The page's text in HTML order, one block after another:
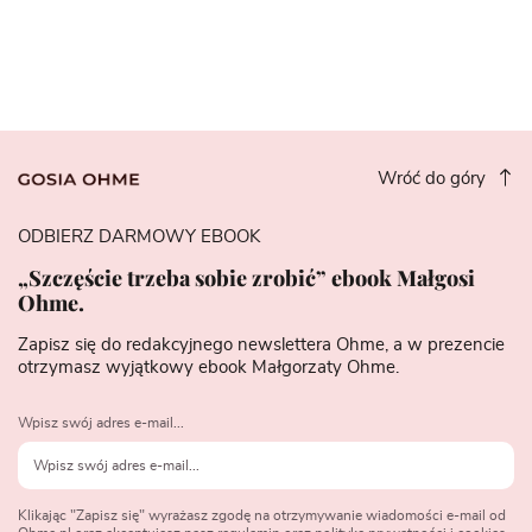
Wróć do góry
ODBIERZ DARMOWY EBOOK
„Szczęście trzeba sobie zrobić” ebook Małgosi
Ohme.
Zapisz się do redakcyjnego newslettera Ohme, a w prezencie
otrzymasz wyjątkowy ebook Małgorzaty Ohme.
Wpisz swój adres e-mail...
Klikając "Zapisz się" wyrażasz zgodę na otrzymywanie wiadomości e-mail od